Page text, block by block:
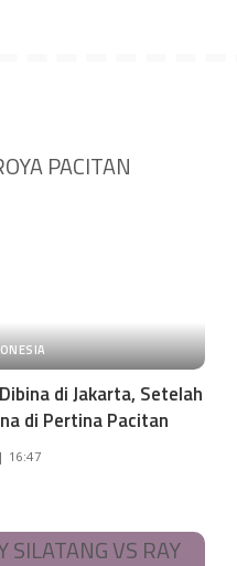
di Jakarta, Setelah
di Pertina Pacitan
16:47